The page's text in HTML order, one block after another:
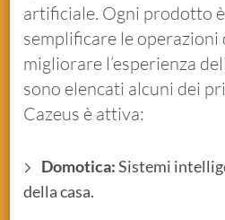
artificiale. Ogni prodotto
semplificare le operazioni
migliorare l’esperienza
sono elencati alcuni dei
Cazeus è attiva:
Domotica:Sistemi
della casa.